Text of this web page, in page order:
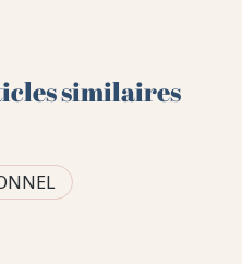
similaires